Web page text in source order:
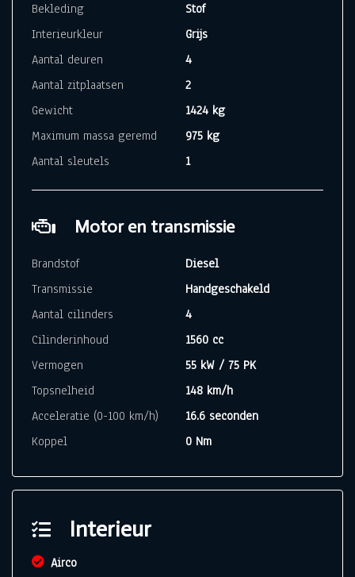
Bekleding
Stof
Interieurkleur
Grijs
Aantal deuren
4
Aantal zitplaatsen
2
Gewicht
1424 kg
Maximum massa geremd
975 kg
Aantal sleutels
1
Motor en transmissie
Brandstof
Diesel
Transmissie
Handgeschakeld
Aantal cilinders
4
Cilinderinhoud
1560 cc
Vermogen
55 kW / 75 PK
Topsnelheid
148 km/h
Acceleratie (0-100 km/h)
16.6 seconden
Koppel
0 Nm
Interieur
Airco